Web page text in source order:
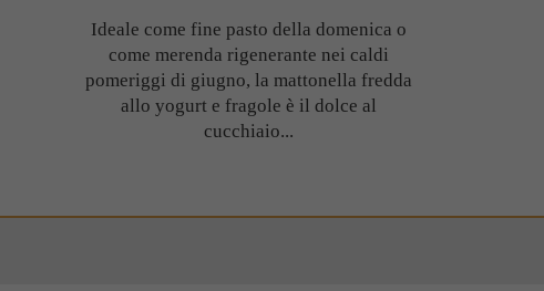
Ideale come fine pasto della domenica o
come merenda rigenerante nei caldi
pomeriggi di giugno, la mattonella fredda
allo yogurt e fragole è il dolce al
cucchiaio...